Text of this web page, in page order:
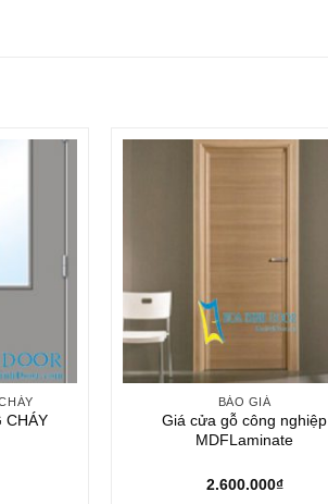
CHÁY
BÁO GIÁ
Giá cửa gỗ công nghiệp
MDFLaminate
2.600.000₫